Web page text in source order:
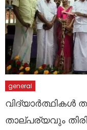
general
വിദ്യാർത്ഥികൾ
താല്പര്യവും